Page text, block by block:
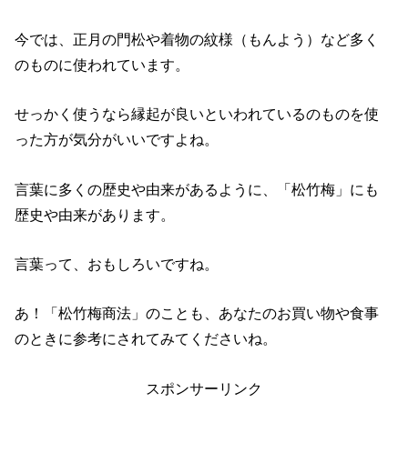
今では、正月の門松や着物の紋様（もんよう）など多く
のものに使われています。
せっかく使うなら縁起が良いといわれているのものを使
った方が気分がいいですよね。
言葉に多くの歴史や由来があるように、「松竹梅」にも
歴史や由来があります。
言葉って、おもしろいですね。
あ！「松竹梅商法」のことも、あなたのお買い物や食事
のときに参考にされてみてくださいね。
スポンサーリンク